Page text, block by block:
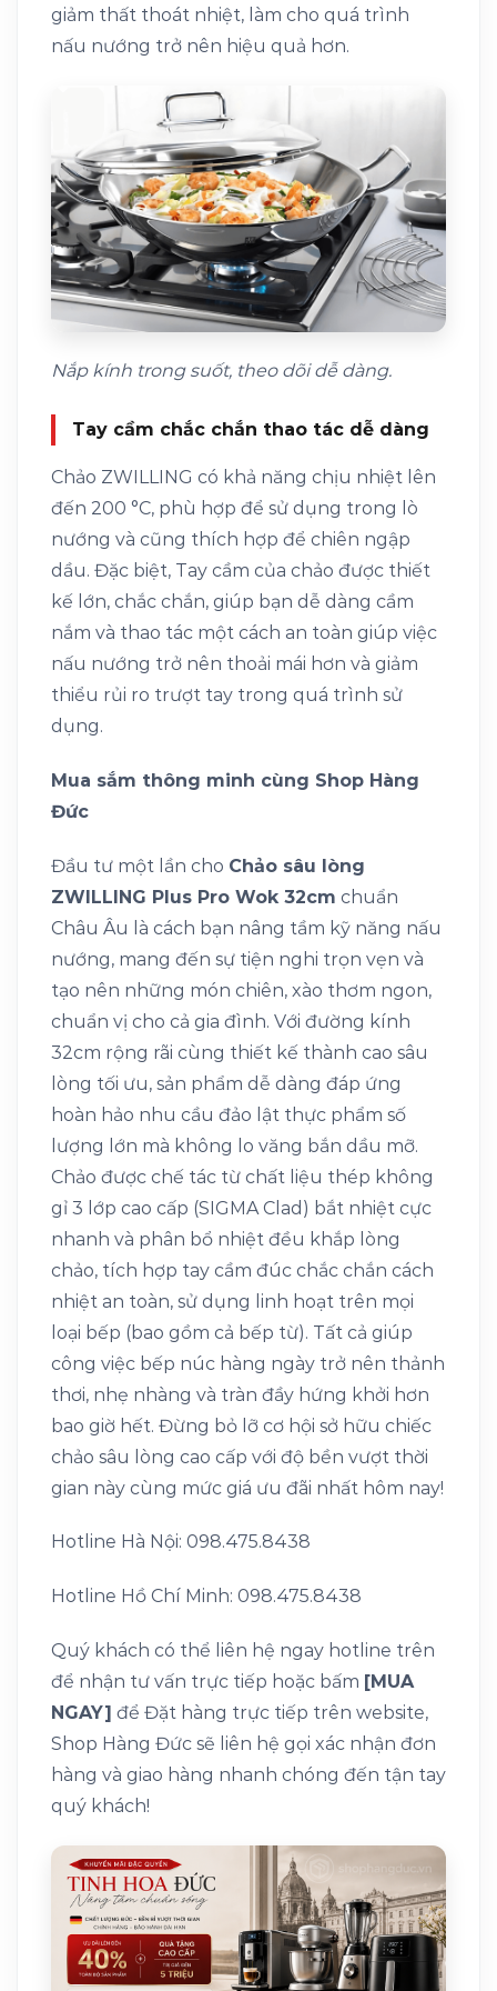
giảm thất thoát nhiệt, làm cho quá trình
nấu nướng trở nên hiệu quả hơn.
Nắp kính trong suốt, theo dõi dễ dàng.
Tay cầm chắc chắn thao tác dễ dàng
Chảo ZWILLING có khả năng chịu nhiệt lên
đến 200 °C, phù hợp để sử dụng trong lò
nướng và cũng thích hợp để chiên ngập
dầu. Đặc biệt, Tay cầm của chảo được thiết
kế lớn, chắc chắn, giúp bạn dễ dàng cầm
nắm và thao tác một cách an toàn giúp việc
nấu nướng trở nên thoải mái hơn và giảm
thiểu rủi ro trượt tay trong quá trình sử
dụng.
Mua sắm thông minh cùng Shop Hàng
Đức
Đầu tư một lần cho Chảo sâu lòng
ZWILLING Plus Pro Wok 32cm chuẩn
Châu Âu là cách bạn nâng tầm kỹ năng nấu
nướng, mang đến sự tiện nghi trọn vẹn và
tạo nên những món chiên, xào thơm ngon,
chuẩn vị cho cả gia đình. Với đường kính
32cm rộng rãi cùng thiết kế thành cao sâu
lòng tối ưu, sản phẩm dễ dàng đáp ứng
hoàn hảo nhu cầu đảo lật thực phẩm số
lượng lớn mà không lo văng bắn dầu mỡ.
Chảo được chế tác từ chất liệu thép không
gỉ 3 lớp cao cấp (SIGMA Clad) bắt nhiệt cực
nhanh và phân bổ nhiệt đều khắp lòng
chảo, tích hợp tay cầm đúc chắc chắn cách
nhiệt an toàn, sử dụng linh hoạt trên mọi
loại bếp (bao gồm cả bếp từ). Tất cả giúp
công việc bếp núc hàng ngày trở nên thảnh
thơi, nhẹ nhàng và tràn đầy hứng khởi hơn
bao giờ hết. Đừng bỏ lỡ cơ hội sở hữu chiếc
chảo sâu lòng cao cấp với độ bền vượt thời
gian này cùng mức giá ưu đãi nhất hôm nay!
Hotline Hà Nội: 098.475.8438
Hotline Hồ Chí Minh: 098.475.8438
Quý khách có thể liên hệ ngay hotline trên
để nhận tư vấn trực tiếp hoặc bấm [MUA
NGAY] để Đặt hàng trực tiếp trên website,
Shop Hàng Đức sẽ liên hệ gọi xác nhận đơn
hàng và giao hàng nhanh chóng đến tận tay
quý khách!